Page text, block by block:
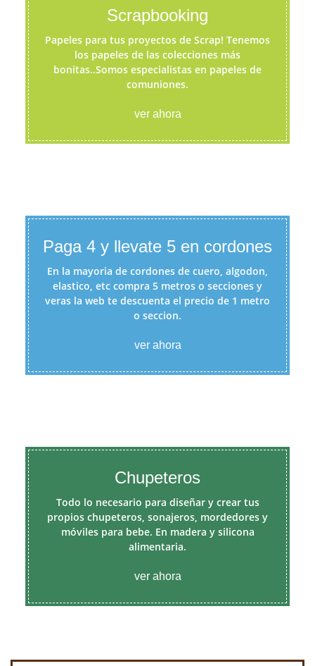
Scrapbooking
Papeles para tus proyectos de Scrap! Tenemos
los papeles de las colecciones más
bonitas..Somos especialistas en papeles de
comuniones.
ver ahora
Paga 4 y llevate 5 en cordones
En la mayoria de cordones de cuero, algodon,
elastico, etc compra 5 metros o secciones y
veras la web te descuenta el precio de 1 metro
o seccion.
ver ahora
Chupeteros
Todo lo necesario para diseñar y crear tus
propios chupeteros, sonajeros, mordedores y
móviles para bebe. En madera y silicona
alimentaria.
ver ahora